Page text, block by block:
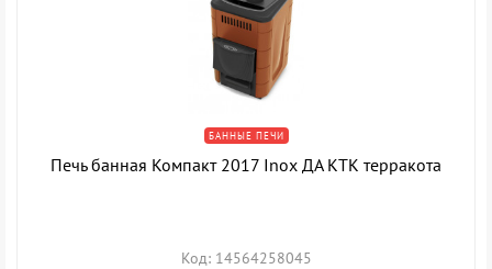
БАННЫЕ ПЕЧИ
Печь банная Компакт 2017 Inox ДА КТК терракота
Код: 14564258045